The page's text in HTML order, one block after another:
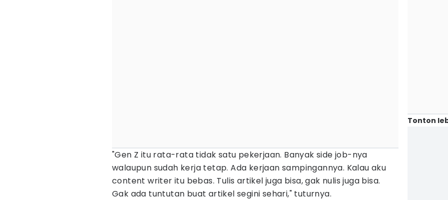
"Gen Z itu rata-rata tidak satu pekerjaan. Banyak side job-nya
walaupun sudah kerja tetap. Ada kerjaan sampingannya. Kalau aku
content writer itu bebas. Tulis artikel juga bisa, gak nulis juga bisa.
Gak ada tuntutan buat artikel segini sehari," tuturnya.
Tonton